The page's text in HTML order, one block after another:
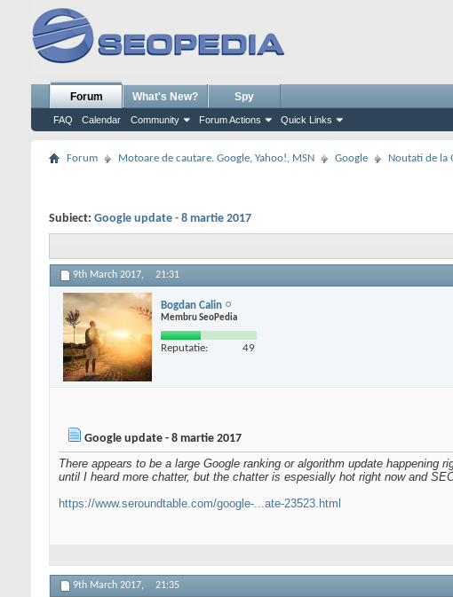
Forum
FAQ Calendar Community Forum Actions Quick Links
What's New? Spy
Forum Motoare de cautare. Google, Yahoo!, MSN Google Noutati de la
Subiect: Google update - 8 martie 2017
9th March 2017, 21:31
Bogdan Calin
Membru SeoPedia
Reputatie: 49
Google update - 8 martie 2017
There appears to be a large Google ranking or algorithm update
until I heard more chatter, but the chatter is espesially hot right now and
https://www.seroundtable.com/google-...ate-23523.html
9th March 2017, 21:35